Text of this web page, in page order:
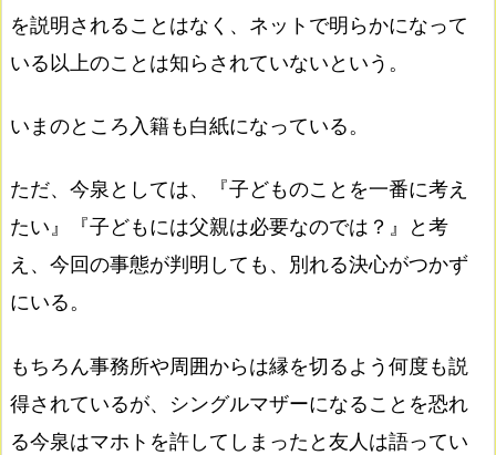
を説明されることはなく、ネットで明らかになって
いる以上のことは知らされていないという。
いまのところ入籍も白紙になっている。
ただ、今泉としては、『子どものことを一番に考え
たい』『子どもには父親は必要なのでは？』と考
え、今回の事態が判明しても、別れる決心がつかず
にいる。
もちろん事務所や周囲からは縁を切るよう何度も説
得されているが、シングルマザーになることを恐れ
る今泉はマホトを許してしまったと友人は語ってい